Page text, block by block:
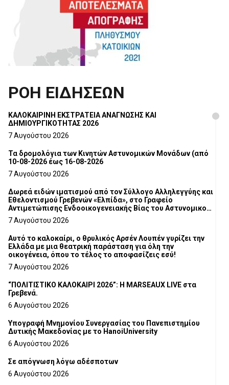
ΡΟΗ ΕΙΔΗΣΕΩΝ
ΚΑΛΟΚΑΙΡΙΝΗ ΕΚΣΤΡΑΤΕΙΑ ΑΝΑΓΝΩΣΗΣ ΚΑΙ
ΔΗΜΙΟΥΡΓΙΚΟΤΗΤΑΣ 2026
7 Αυγούστου 2026
Τα δρομολόγια των Κινητών Αστυνομικών Μονάδων (από
10-08-2026 έως 16-08-2026
7 Αυγούστου 2026
Δωρεά ειδών ιματισμού από τον Σύλλογο Αλληλεγγύης και
Εθελοντισμού Γρεβενών «Ελπίδα», στο Γραφείο
Αντιμετώπισης Ενδοοικογενειακής Βίας του Αστυνομικού
Τμήματος Γρεβενών
7 Αυγούστου 2026
Αυτό το καλοκαίρι, ο θρυλικός Αρσέν Λουπέν γυρίζει την
Ελλάδα με μια θεατρική παράσταση για όλη την
οικογένεια, όπου το τέλος το αποφασίζεις εσύ!
7 Αυγούστου 2026
“ΠΟΛΙΤΙΣΤΙΚΟ ΚΑΛΟΚΑΙΡΙ 2026”: Η MARSEAUX LIVE στα
Γρεβενά.
6 Αυγούστου 2026
Υπογραφή Μνημονίου Συνεργασίας του Πανεπιστημίου
Δυτικής Μακεδονίας με το HanoiUniversity
6 Αυγούστου 2026
Σε απόγνωση λόγω αδέσποτων
6 Αυγούστου 2026